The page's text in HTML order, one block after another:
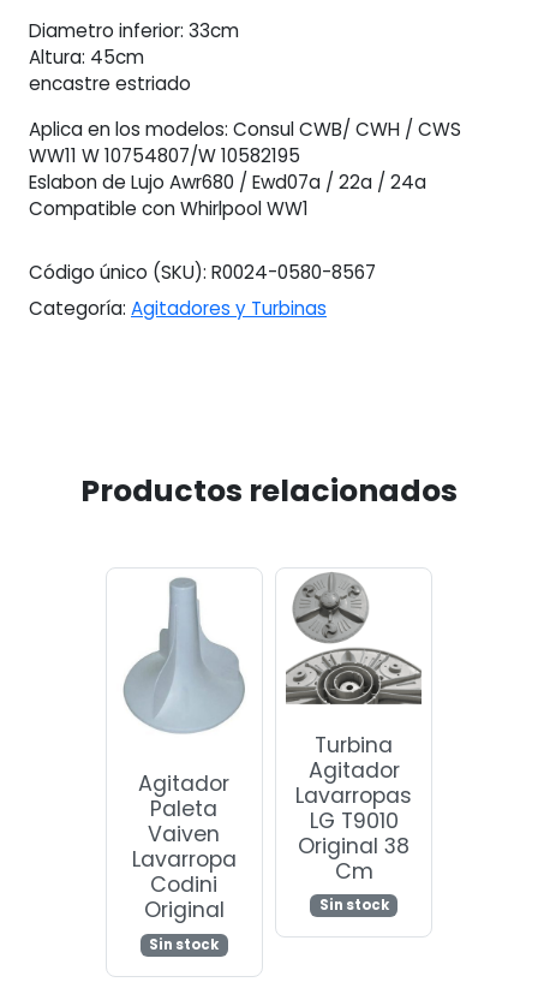
Diametro inferior: 33cm
Altura: 45cm
encastre estriado
Aplica en los modelos: Consul CWB/ CWH / CWS
WW11 W 10754807/W 10582195
Eslabon de Lujo Awr680 / Ewd07a / 22a / 24a
Compatible con Whirlpool WW1
Código único (SKU): R0024-0580-8567
Categoría: Agitadores y Turbinas
Productos relacionados
Agitador
Paleta
Vaiven
Lavarropa
Codini
Original
Sin stock
Turbina
Agitador
Lavarropas
LG T9010
Original 38
Cm
Sin stock